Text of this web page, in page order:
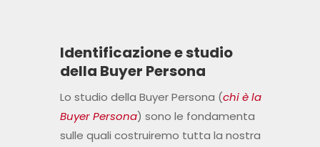
Identificazione e studio
della Buyer Persona
Lo studio della Buyer Persona (chi è la
Buyer Persona) sono le fondamenta
sulle quali costruiremo tutta la nostra